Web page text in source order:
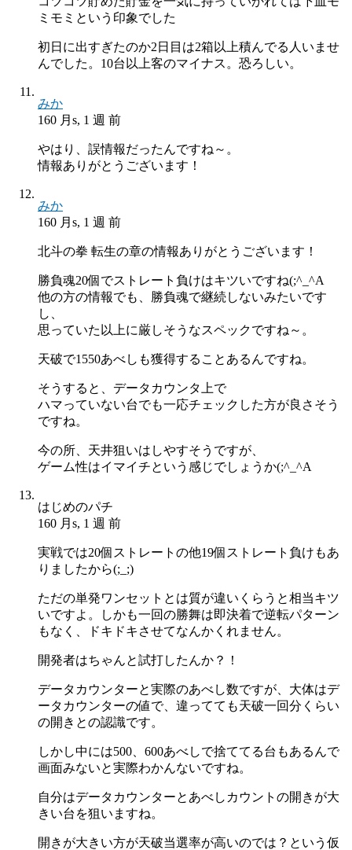
ミモミという印象でした
初日に出すぎたのか2日目は2箱以上積んでる人いませ
んでした。10台以上客のマイナス。恐ろしい。
みか
160 月s, 1 週 前
やはり、誤情報だったんですね～。
情報ありがとうございます！
みか
160 月s, 1 週 前
北斗の拳 転生の章の情報ありがとうございます！
勝負魂20個でストレート負けはキツいですね(;^_^A
他の方の情報でも、勝負魂で継続しないみたいです
し、
思っていた以上に厳しそうなスペックですね～。
天破で1550あべしも獲得することあるんですね。
そうすると、データカウンタ上で
ハマっていない台でも一応チェックした方が良さそう
ですね。
今の所、天井狙いはしやすそうですが、
ゲーム性はイマイチという感じでしょうか(;^_^A
はじめのパチ
160 月s, 1 週 前
実戦では20個ストレートの他19個ストレート負けもあ
りましたから(;_;)
ただの単発ワンセットとは質が違いくらうと相当キツ
いですよ。しかも一回の勝舞は即決着で逆転パターン
もなく、ドキドキさせてなんかくれません。
開発者はちゃんと試打したんか？！
データカウンターと実際のあべし数ですが、大体はデ
ータカウンターの値で、違ってても天破一回分くらい
の開きとの認識です。
しかし中には500、600あべしで捨ててる台もあるんで
画面みないと実際わかんないですね。
自分はデータカウンターとあべしカウントの開きが大
きい台を狙いますね。
開きが大きい方が天破当選率が高いのでは？という仮